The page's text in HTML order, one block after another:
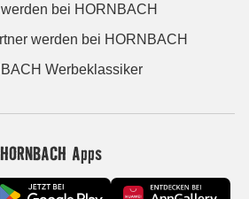
bei HORNBACH
werden bei HORNBACH
Werbeklassiker
HORNBACH Apps